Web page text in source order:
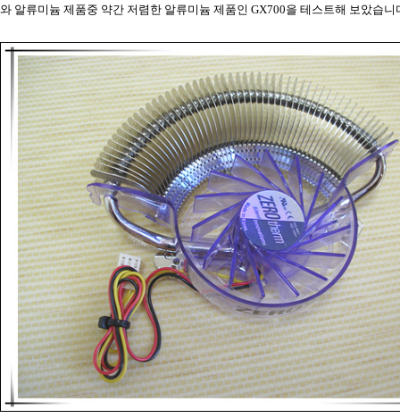
와 알류미늄 제품중 약간 저렴한 알류미늄 제품인 GX700을 테스트해 보았습니